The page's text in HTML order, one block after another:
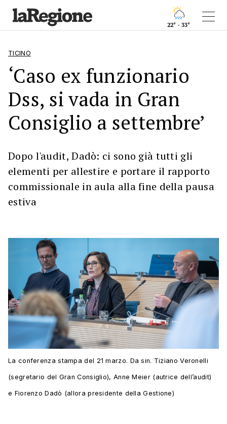
22° - 33°
TICINO
‘Caso ex funzionario
Dss, si vada in Gran
Consiglio a settembre’
Dopo l'audit, Dadò: ci sono già tutti gli
elementi per allestire e portare il rapporto
commissionale in aula alla fine della pausa
estiva
La conferenza stampa del 21 marzo. Da sin. Tiziano Veronelli
(segretario del Gran Consiglio), Anne Meier (autrice dell’audit)
e Fiorenzo Dadò (allora presidente della Gestione)